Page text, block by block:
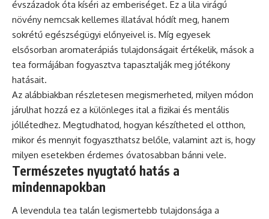
évszázadok óta kíséri az emberiséget. Ez a lila virágú
növény nemcsak kellemes illatával hódít meg, hanem
sokrétű egészségügyi előnyeivel is. Míg egyesek
elsősorban aromaterápiás tulajdonságait értékelik, mások a
tea formájában fogyasztva tapasztalják meg jótékony
hatásait.
Az alábbiakban részletesen megismerheted, milyen módon
járulhat hozzá ez a különleges ital a fizikai és mentális
jóllétedhez. Megtudhatod, hogyan készítheted el otthon,
mikor és mennyit fogyaszthatsz belőle, valamint azt is, hogy
milyen esetekben érdemes óvatosabban bánni vele.
Természetes nyugtató hatás a
mindennapokban
A levendula tea talán legismertebb tulajdonsága a